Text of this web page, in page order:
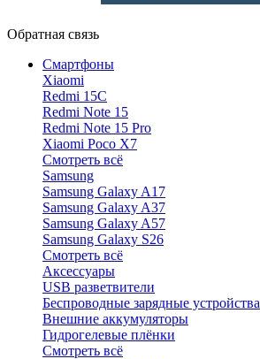
Обратная связь
Смартфоны
Xiaomi
Redmi 15C
Redmi Note 15
Redmi Note 15 Pro
Xiaomi Poco X7
Смотреть всё
Samsung
Samsung Galaxy A17
Samsung Galaxy A37
Samsung Galaxy A57
Samsung Galaxy S26
Смотреть всё
Аксессуары
USB разветвители
Беспроводные зарядные устройства
Внешние аккумуляторы
Гидрогелевые плёнки
Смотреть всё